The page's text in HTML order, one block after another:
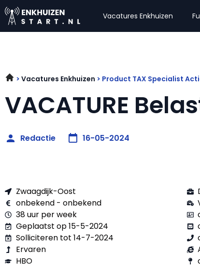
Vacatures Enkhuizen
Vacatures Enkhuizen Product TAX Specialist
VACATURE
Redactie 16-05-2024
Zwaagdijk-Oost
onbekend - onbekend
38 uur per week
Geplaatst op 15-5-2024
Solliciteren tot 14-7-2024
Ervaren
HBO